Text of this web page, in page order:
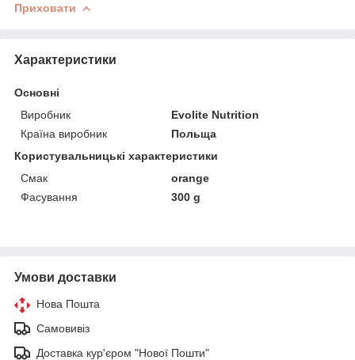
Приховати
Характеристики
Основні
Виробник
Evolite Nutrition
Країна виробник
Польща
Користувальницькі характеристики
Смак
orange
Фасування
300 g
Умови доставки
Нова Пошта
Самовивіз
Доставка кур'єром "Нової Пошти"